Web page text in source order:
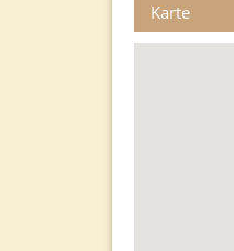
Karte